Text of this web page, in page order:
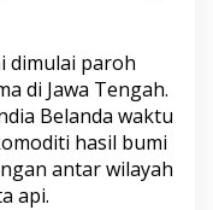
dimulai paroh
di Jawa Tengah.
Belanda waktu
hasil bumi
antar wilayah
api.